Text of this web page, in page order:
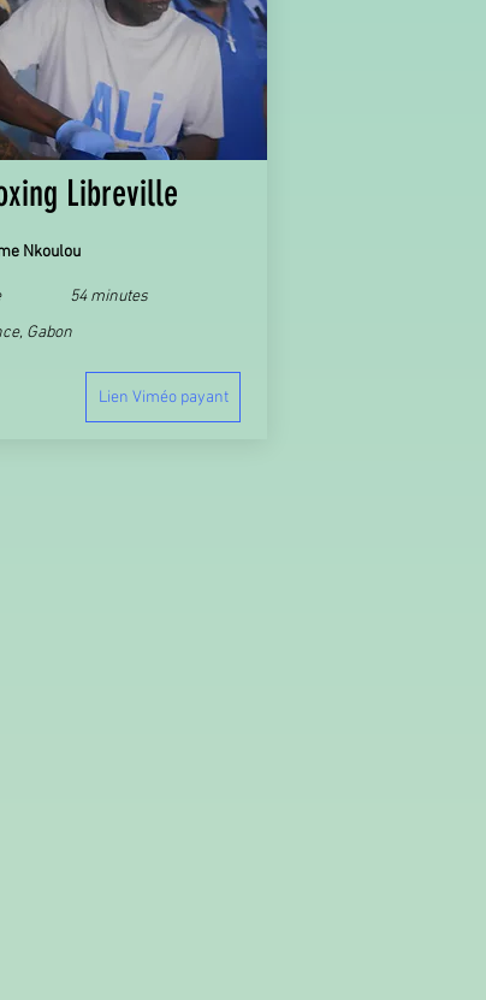
Libreville
Nkoulou
54 minutes
Gabon
Lien Viméo payant